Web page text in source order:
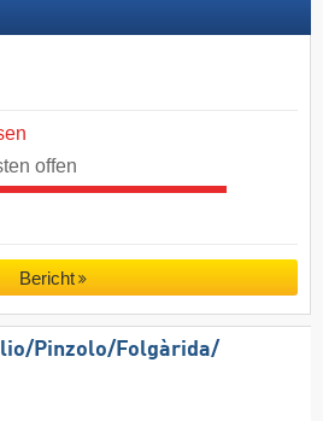
offen
Bericht
​Pinzolo/​Folgàrida/​